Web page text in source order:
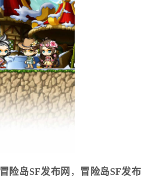
冒险岛SF发布网 ， 冒险岛SF发布